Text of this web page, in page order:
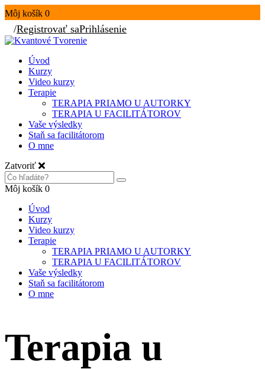
Môj košík 0
/Registrovať saPrihlásenie
Úvod
Kurzy
Video kurzy
Terapie
TERAPIA PRIAMO U AUTORKY
TERAPIA U FACILITÁTOROV
Vaše výsledky
Staň sa facilitátorom
O mne
Zatvoriť
Môj košík 0
Úvod
Kurzy
Video kurzy
Terapie
TERAPIA PRIAMO U AUTORKY
TERAPIA U FACILITÁTOROV
Vaše výsledky
Staň sa facilitátorom
O mne
Terapia u